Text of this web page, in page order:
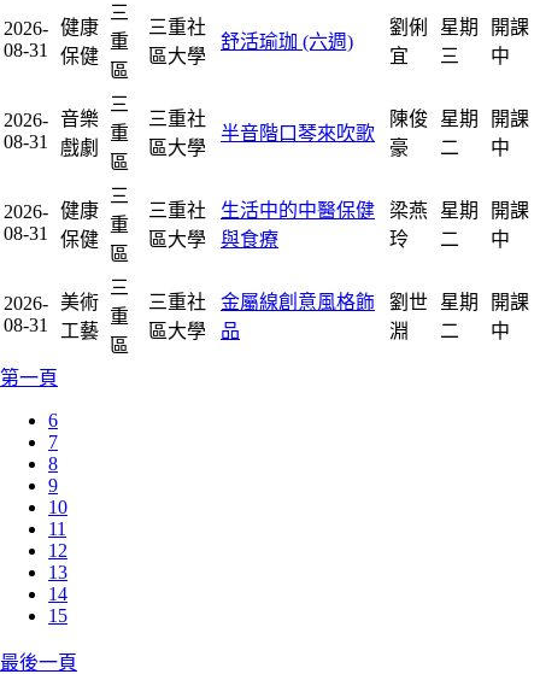
2026-
08-31
健康
保健
三
重
區
三重社
區大學
舒活瑜珈 (六週)
劉俐
宜
星期
三
開課
中
2026-
08-31
音樂
戲劇
三
重
區
三重社
區大學
半音階口琴來吹歌
陳俊
豪
星期
二
開課
中
2026-
08-31
健康
保健
三
重
區
三重社
區大學
生活中的中醫保健
與食療
梁燕
玲
星期
二
開課
中
2026-
08-31
美術
工藝
三
重
區
三重社
區大學
金屬線創意風格飾
品
劉世
淵
星期
二
開課
中
第一頁
6
7
8
9
10
11
12
13
14
15
最後一頁